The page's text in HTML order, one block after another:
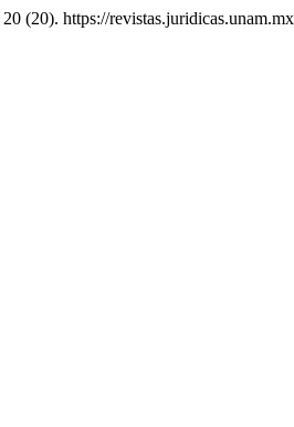
20 (20). https://